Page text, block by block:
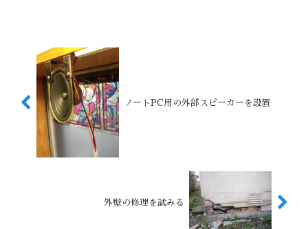
ノートPC用の外部スピーカーを設置
外壁の修理を試みる